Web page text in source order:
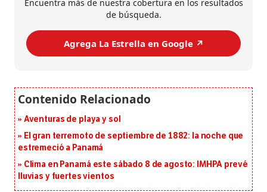
Encuentra más de nuestra cobertura en los resultados
de búsqueda.
Agrega La Estrella en Google ↗️
Aventuras de playa y sol
El gran terremoto de septiembre de 1882: la noche que
estremeció a Panamá
Clima en Panamá este sábado 8 de agosto: IMHPA prevé
lluvias y fuertes vientos